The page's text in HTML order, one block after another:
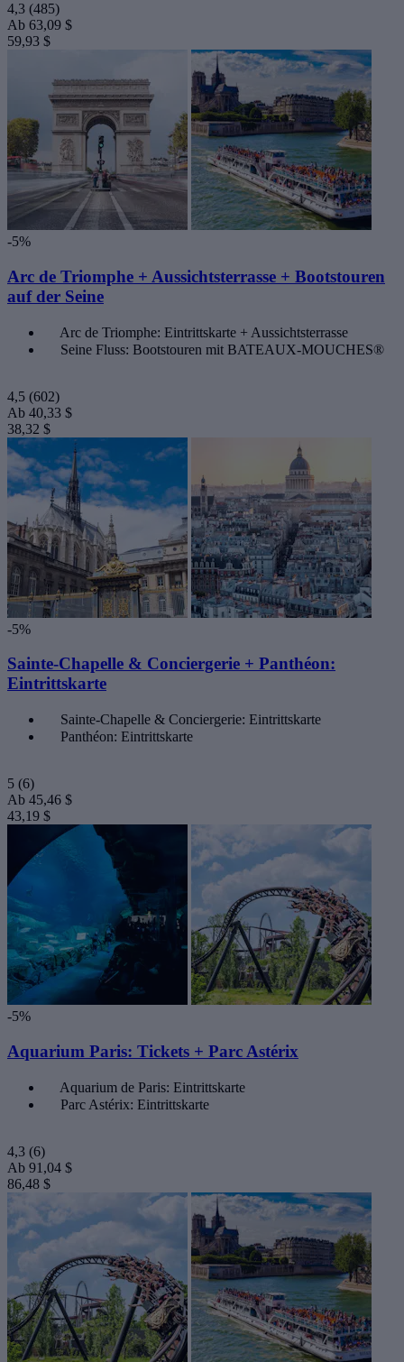
4,3 (485)
Ab 63,09 $
59,93 $
-5%
Arc de Triomphe + Aussichtsterrasse + Bootstouren
auf der Seine
Arc de Triomphe: Eintrittskarte + Aussichtsterrasse
Seine Fluss: Bootstouren mit BATEAUX-MOUCHES®
4,5 (602)
Ab 40,33 $
38,32 $
-5%
Sainte-Chapelle & Conciergerie + Panthéon:
Eintrittskarte
Sainte-Chapelle & Conciergerie: Eintrittskarte
Panthéon: Eintrittskarte
5 (6)
Ab 45,46 $
43,19 $
-5%
Aquarium Paris: Tickets + Parc Astérix
Aquarium de Paris: Eintrittskarte
Parc Astérix: Eintrittskarte
4,3 (6)
Ab 91,04 $
86,48 $